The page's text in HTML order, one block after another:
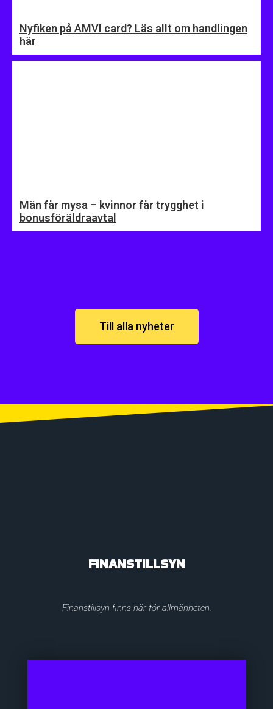
Nyfiken på AMVI card? Läs allt om handlingen
här
Män får mysa – kvinnor får trygghet i
bonusföräldraavtal
Till alla nyheter
FINANSTILLSYN
Finanstillsyn finns här för allmänheten.